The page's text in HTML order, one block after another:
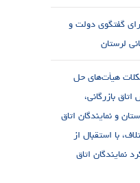
گفتگوی دولت و
لرستان
هیأت‌های حل
بازرگانی،
و نمایندگان اتاق
با استقبال از
نمایندگان اتاق